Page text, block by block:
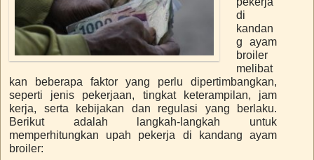
di
kandan
g ayam
broiler
melibat
kan beberapa faktor yang perlu dipertimbangkan,
seperti jenis pekerjaan, tingkat keterampilan, jam
kerja, serta kebijakan dan regulasi yang berlaku.
Berikut adalah langkah-langkah untuk
memperhitungkan upah pekerja di kandang ayam
broiler: